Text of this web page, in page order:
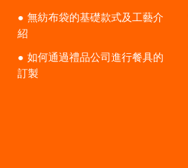
無紡布袋的基礎款式及工藝介
紹
如何通過禮品公司進行餐具的
訂製